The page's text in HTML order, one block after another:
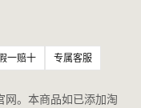
一赔十 专属客服
网。本商品如已添加淘